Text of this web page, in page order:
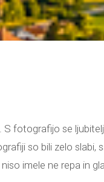
S fotografijo se
so bili zelo slabi,
imele ne repa in